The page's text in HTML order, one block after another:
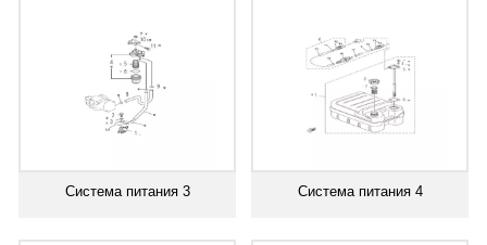
Система питания 3 Система питания 4